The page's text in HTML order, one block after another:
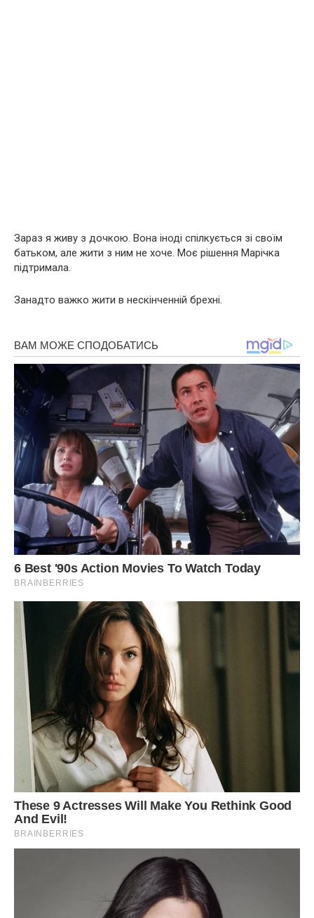
Зараз я живу з дочкою. Вона іноді спілкується зі своїм
батьком, але жити з ним не хоче. Моє рішення Марічка
підтримала.
Занадто важко жити в нескінченній брехні.